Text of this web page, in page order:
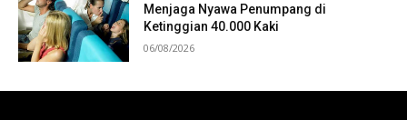
Menjaga Nyawa Penumpang di
Ketinggian 40.000 Kaki
06/08/2026